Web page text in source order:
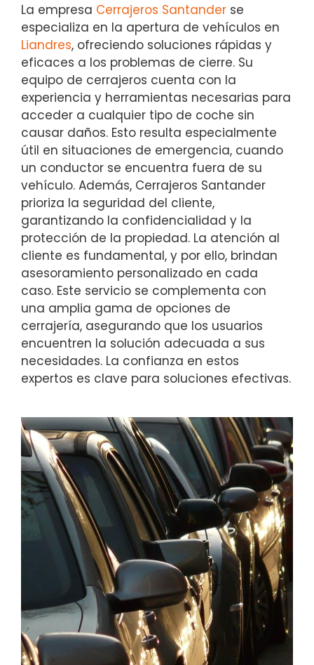
La empresa Cerrajeros Santander se
especializa en la apertura de vehículos en
Liandres, ofreciendo soluciones rápidas y
eficaces a los problemas de cierre. Su
equipo de cerrajeros cuenta con la
experiencia y herramientas necesarias para
acceder a cualquier tipo de coche sin
causar daños. Esto resulta especialmente
útil en situaciones de emergencia, cuando
un conductor se encuentra fuera de su
vehículo. Además, Cerrajeros Santander
prioriza la seguridad del cliente,
garantizando la confidencialidad y la
protección de la propiedad. La atención al
cliente es fundamental, y por ello, brindan
asesoramiento personalizado en cada
caso. Este servicio se complementa con
una amplia gama de opciones de
cerrajería, asegurando que los usuarios
encuentren la solución adecuada a sus
necesidades. La confianza en estos
expertos es clave para soluciones efectivas.